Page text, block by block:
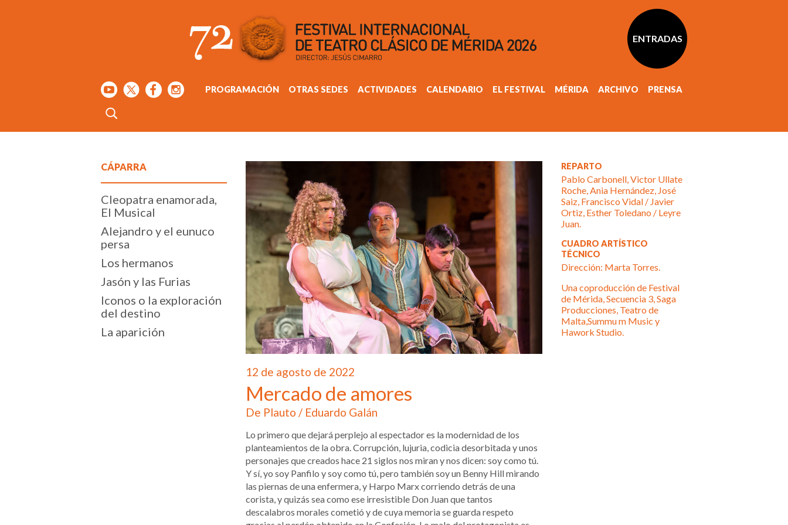
ENTRADAS
PROGRAMACIÓN OTRAS SEDES ACTIVIDADES CALENDARIO EL FESTIVAL MÉRIDA ARCHIVO PRENSA
CÁPARRA
Cleopatra enamorada,
El Musical
Alejandro y el eunuco
persa
Los hermanos
Jasón y las Furias
Iconos o la exploración
del destino
La aparición
12 de agosto de 2022
Mercado de amores
De Plauto / Eduardo Galán
Lo primero que dejará perplejo al espectador es la modernidad de los
planteamientos de la obra. Corrupción, lujuria, codicia desorbitada y unos
personajes que creados hace 21 siglos nos miran y nos dicen: soy como tú.
Y sí, yo soy Panfilo y soy como tú, pero también soy un Benny Hill mirando
las piernas de una enfermera, y Harpo Marx corriendo detrás de una
corista, y quizás sea como ese irresistible Don Juan que tantos
descalabros morales cometió y de cuya memoria se guarda respeto
REPARTO
Pablo Carbonell, Victor Ullate
Roche, Ania Hernández, José
Saiz, Francisco Vidal / Javier
Ortiz, Esther Toledano / Leyre
Juan.
CUADRO ARTÍSTICO
TÉCNICO
Dirección: Marta Torres.
Una coproducción de Festival
de Mérida, Secuencia 3, Saga
Producciones, Teatro de
Malta,Summu m Music y
Hawork Studio.